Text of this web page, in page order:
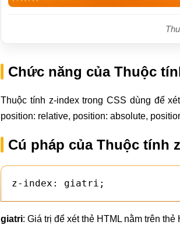
Chức năng của Thuộc
Thuộc tính z-index trong CSS dùng để
position: relative, position: absolute,
Cú pháp của Thuộc tính
z-index: giatri;
giatri: Giá trị để xét thẻ HTML nằm trên